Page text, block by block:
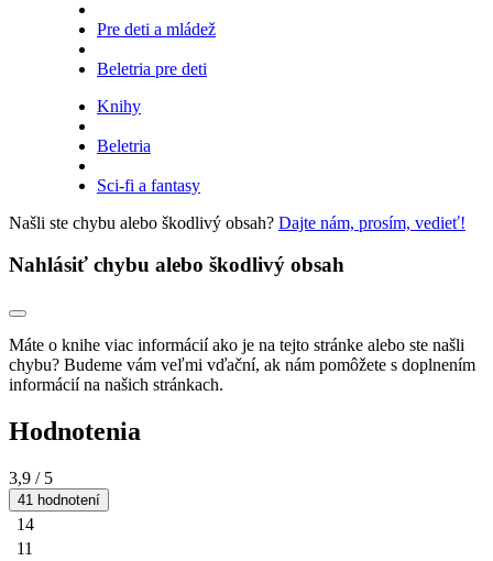
Pre deti a mládež
Beletria pre deti
Knihy
Beletria
Sci-fi a fantasy
Našli ste chybu alebo škodlivý obsah? Dajte nám, prosím, vedieť!
Nahlásiť chybu alebo škodlivý obsah
Máte o knihe viac informácií ako je na tejto stránke alebo ste našli
chybu? Budeme vám veľmi vďační, ak nám pomôžete s doplnením
informácií na našich stránkach.
Hodnotenia
3,9 / 5
41 hodnotení
14
11